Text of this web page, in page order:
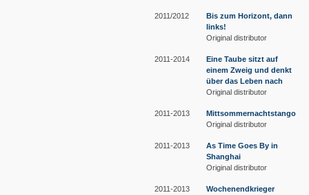
2011/2012
Bis zum Horizont, dann
links!
Original distributor
2011-2014
Eine Taube sitzt auf
einem Zweig und denkt
über das Leben nach
Original distributor
2011-2013
Mittsommernachtstango
Original distributor
2011-2013
As Time Goes By in
Shanghai
Original distributor
2011-2013
Wochenendkrieger